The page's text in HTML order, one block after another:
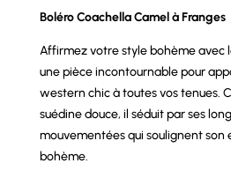
Boléro Coachella Camel à Franges
Affirmez votre style bohème avec
une pièce incontournable pour
western chic à toutes vos tenues.
suédine douce, il séduit par ses
mouvementées qui soulignent son
bohème.